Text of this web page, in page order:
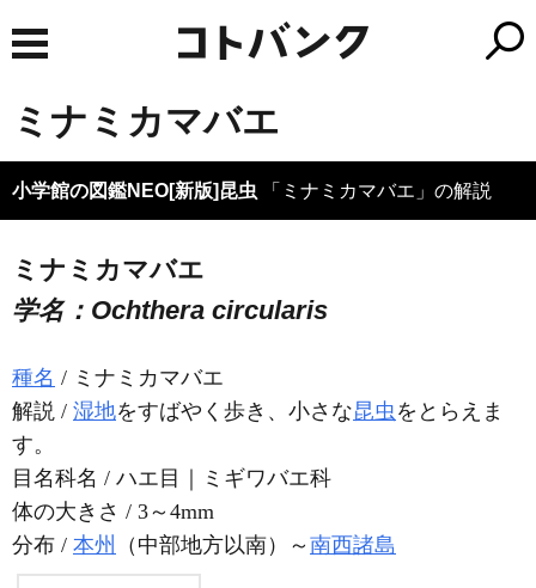
ミナミカマバエ
小学館の図鑑NEO[新版]昆虫 「ミナミカマバエ」の解説
ミナミカマバエ
学名：Ochthera circularis
種名 / ミナミカマバエ
解説 / 湿地をすばやく歩き、小さな昆虫 をとらえま
す。
目名科名 / ハエ目｜ミギワバエ科
体の大きさ / 3～4mm
分布 / 本州 （中部地方以南）～ 南西諸島